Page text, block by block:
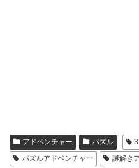
アドベンチャー パズル
パズルアドベンチャー
謎解き